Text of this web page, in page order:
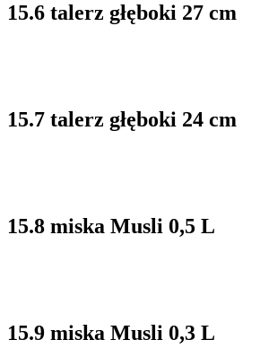
15.6 talerz głęboki 27 cm
15.7 talerz głęboki 24 cm
15.8 miska Musli 0,5 L
15.9 miska Musli 0,3 L